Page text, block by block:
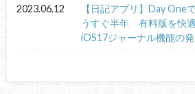
2023.06.12
【日記アプリ】Day One
うすぐ半年 有料版を快
iOS17ジャーナル機能の